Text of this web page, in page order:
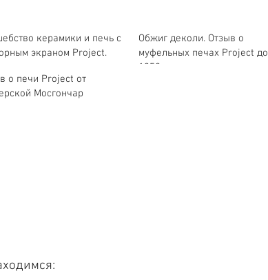
керамики и печь с
экраном Project.
Обжиг деколи. Отзыв о
муфельных печах Project до
1350 градусов.
о печи Project от
Мосгончар